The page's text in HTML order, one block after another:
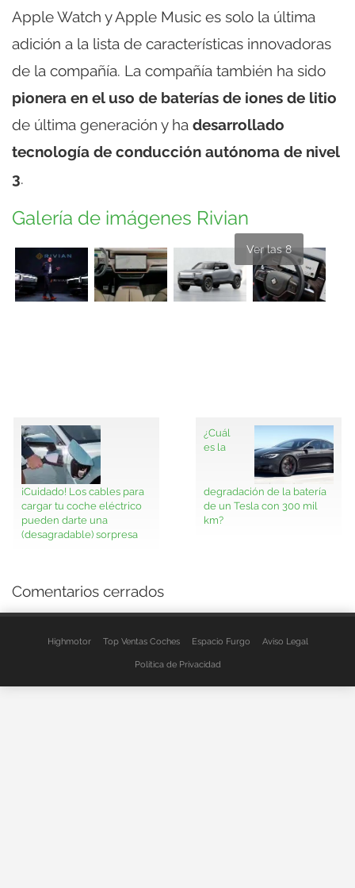
Apple Watch y Apple Music es solo la última
adición a la lista de características innovadoras
de la compañía. La compañía también ha sido
pionera en el uso de baterías de iones de litio
de última generación y ha desarrollado
tecnología de conducción autónoma de nivel
3.
Galería de imágenes Rivian
Ver las 8
¡Cuidado! Los cables para
cargar tu coche eléctrico
pueden darte una
(desagradable) sorpresa
¿Cuál
es la
degradación de la batería
de un Tesla con 300 mil
km?
Comentarios cerrados
Highmotor Top Ventas Coches Espacio Furgo Aviso Legal
Política de Privacidad